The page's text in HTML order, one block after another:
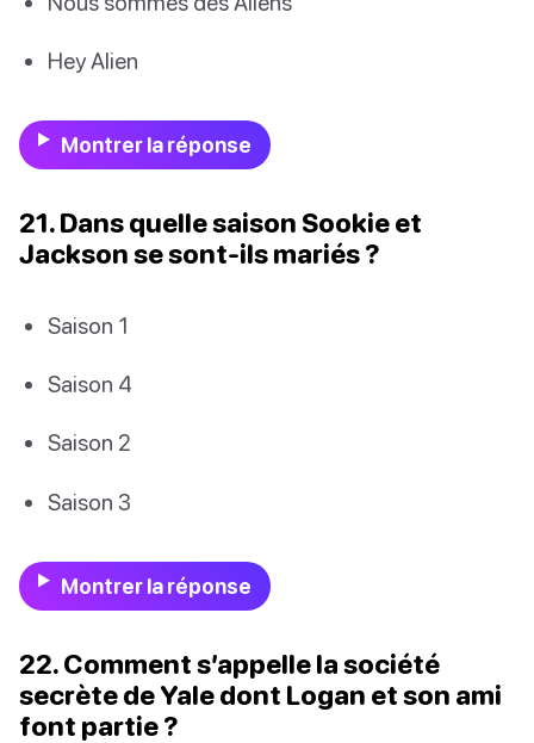
Hey Alien
Montrer la réponse
21. Dans quelle saison Sookie et
Jackson se sont-ils mariés ?
Saison 1
Saison 4
Saison 2
Saison 3
Montrer la réponse
22. Comment s’appelle la société
secrète de Yale dont Logan et son ami
font partie ?